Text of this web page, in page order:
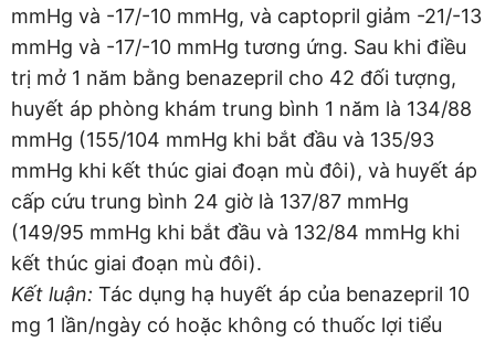
mmHg và -17/-10 mmHg, và captopril giảm -21/-13
mmHg và -17/-10 mmHg tương ứng. Sau khi điều
trị mở 1 năm bằng benazepril cho 42 đối tượng,
huyết áp phòng khám trung bình 1 năm là 134/88
mmHg (155/104 mmHg khi bắt đầu và 135/93
mmHg khi kết thúc giai đoạn mù đôi), và huyết áp
cấp cứu trung bình 24 giờ là 137/87 mmHg
(149/95 mmHg khi bắt đầu và 132/84 mmHg khi
kết thúc giai đoạn mù đôi).
Kết luận: Tác dụng hạ huyết áp của benazepril 10
mg 1 lần/ngày có hoặc không có thuốc lợi tiểu